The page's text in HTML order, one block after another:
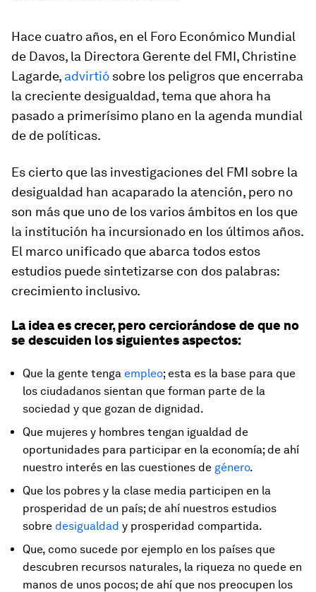
Hace cuatro años, en el Foro Económico Mundial
de Davos, la Directora Gerente del FMI, Christine
Lagarde, advirtió sobre los peligros que encerraba
la creciente desigualdad, tema que ahora ha
pasado a primerísimo plano en la agenda mundial
de de políticas.
Es cierto que las investigaciones del FMI sobre la
desigualdad han acaparado la atención, pero no
son más que uno de los varios ámbitos en los que
la institución ha incursionado en los últimos años.
El marco unificado que abarca todos estos
estudios puede sintetizarse con dos palabras:
crecimiento inclusivo.
La idea es crecer, pero cerciorándose de que no
se descuiden los siguientes aspectos:
Que la gente tenga empleo; esta es la base para que
los ciudadanos sientan que forman parte de la
sociedad y que gozan de dignidad.
Que mujeres y hombres tengan igualdad de
oportunidades para participar en la economía; de ahí
nuestro interés en las cuestiones de género.
Que los pobres y la clase media participen en la
prosperidad de un país; de ahí nuestros estudios
sobre desigualdad y prosperidad compartida.
Que, como sucede por ejemplo en los países que
descubren recursos naturales, la riqueza no quede en
manos de unos pocos; de ahí que nos preocupen los